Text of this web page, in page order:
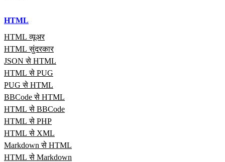
HTML
HTML व्यूअर
HTML सुंदरकार
JSON से HTML
HTML से PUG
PUG से HTML
BBCode से HTML
HTML से BBCode
HTML से PHP
HTML से XML
Markdown से HTML
HTML से Markdown